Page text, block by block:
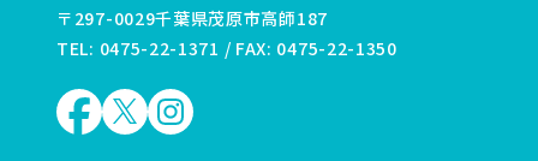
〒297-0029千葉県茂原市高師187
TEL: 0475-22-1371 / FAX: 0475-22-1350